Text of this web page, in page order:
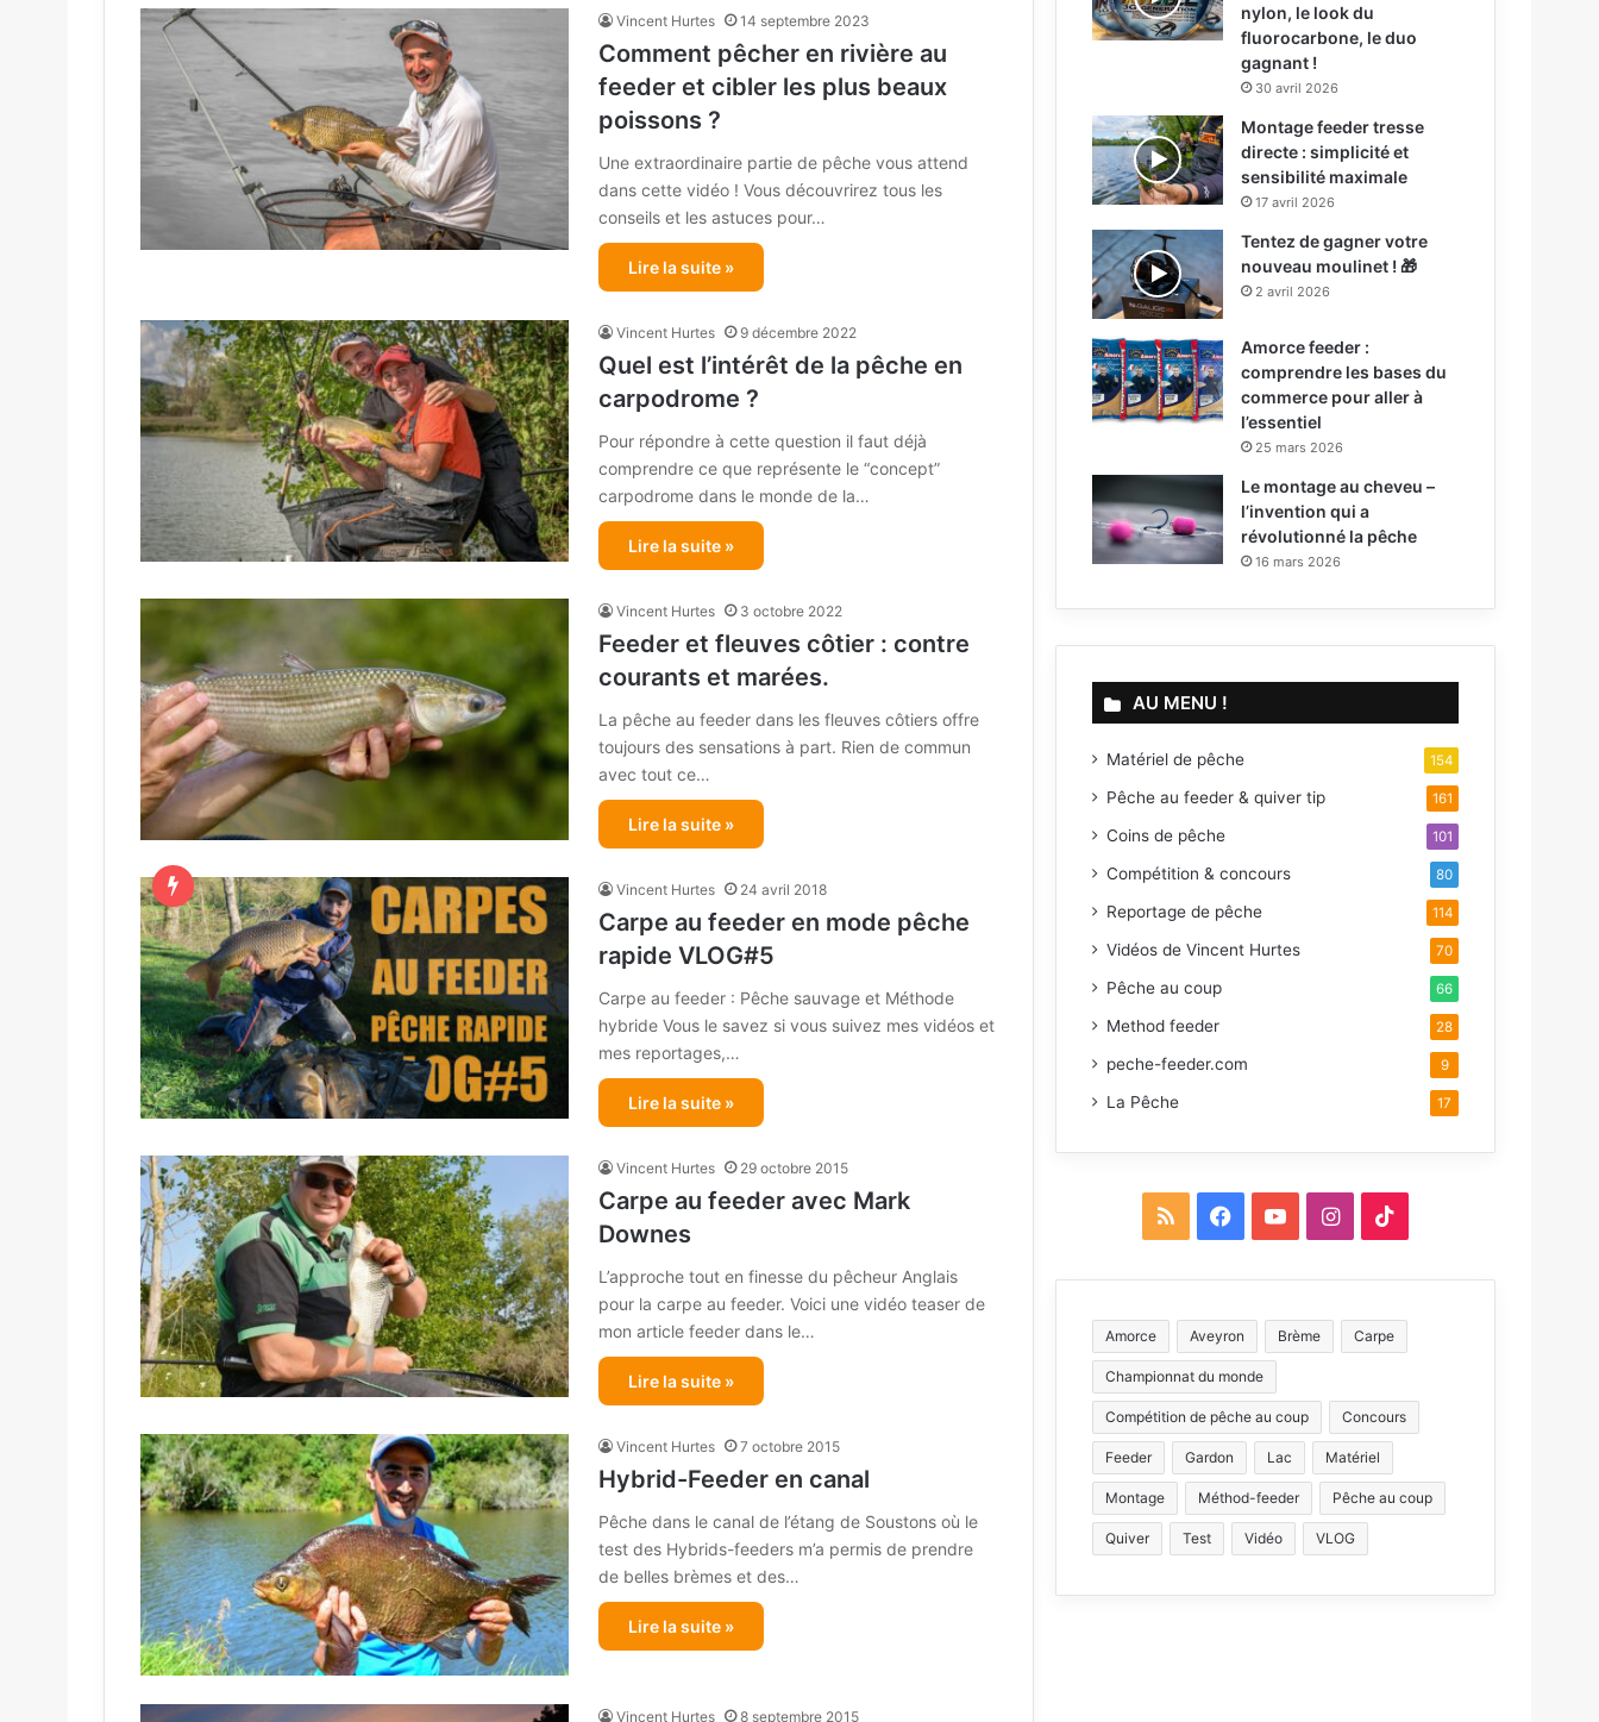
Vincent Hurtes 14 septembre 2023
Comment pêcher en rivière au
feeder et cibler les plus beaux
poissons ?
Une extraordinaire partie de pêche vous attend
dans cette vidéo ! Vous découvrirez tous les
conseils et les astuces pour…
Lire la suite »
Vincent Hurtes 9 décembre 2022
Quel est l’intérêt de la pêche en
carpodrome ?
Pour répondre à cette question il faut déjà
comprendre ce que représente le “concept”
carpodrome dans le monde de la…
Lire la suite »
Vincent Hurtes 3 octobre 2022
Feeder et fleuves côtier : contre
courants et marées.
La pêche au feeder dans les fleuves côtiers offre
toujours des sensations à part. Rien de commun
avec tout ce…
Lire la suite »
Vincent Hurtes 24 avril 2018
Carpe au feeder en mode pêche
rapide VLOG#5
Carpe au feeder : Pêche sauvage et Méthode
hybride Vous le savez si vous suivez mes vidéos et
mes reportages,…
Lire la suite »
Vincent Hurtes 29 octobre 2015
Carpe au feeder avec Mark
Downes
L’approche tout en finesse du pêcheur Anglais
pour la carpe au feeder. Voici une vidéo teaser de
mon article feeder dans le…
Lire la suite »
Vincent Hurtes 7 octobre 2015
Hybrid-Feeder en canal
Pêche dans le canal de l’étang de Soustons où le
test des Hybrids-feeders m’a permis de prendre
de belles brèmes et des…
Lire la suite »
Vincent Hurtes 8 septembre 2015
nylon, le look du
fluorocarbone, le duo
gagnant !
30 avril 2026
Montage feeder tresse
directe : simplicité et
sensibilité maximale
17 avril 2026
Tentez de gagner votre
nouveau moulinet ! 🎁
2 avril 2026
Amorce feeder :
comprendre les bases du
commerce pour aller à
l’essentiel
25 mars 2026
Le montage au cheveu –
l’invention qui a
révolutionné la pêche
16 mars 2026
AU MENU !
Matériel de pêche 154
Pêche au feeder & quiver tip 161
Coins de pêche 101
Compétition & concours 80
Reportage de pêche 114
Vidéos de Vincent Hurtes 70
Pêche au coup 66
Method feeder 28
peche-feeder.com 9
La Pêche 17
e
b
o
o
k
T
u
b
e
I
t
a
g
r
a
m
T
o
Amorce Aveyron Brème Carpe
Championnat du monde
Compétition de pêche au coup Concours
Feeder Gardon Lac Matériel
Montage Méthod-feeder Pêche au coup
Quiver Test Vidéo VLOG